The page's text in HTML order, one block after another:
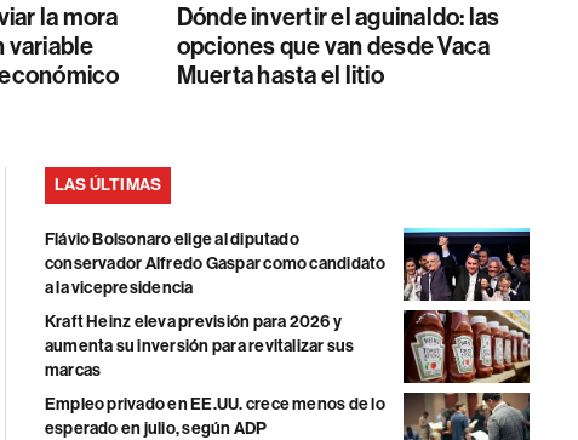
la mora
variable
Dónde invertir el aguinaldo: las
opciones que van desde Vaca
Muerta hasta el litio
LAS ÚLTIMAS
Flávio Bolsonaro elige al diputado
conservador Alfredo Gaspar como candidato
a la vicepresidencia
Kraft Heinz eleva previsión para 2026 y
aumenta su inversión para revitalizar sus
marcas
Empleo privado en EE.UU. crece menos de lo
esperado en julio, según ADP